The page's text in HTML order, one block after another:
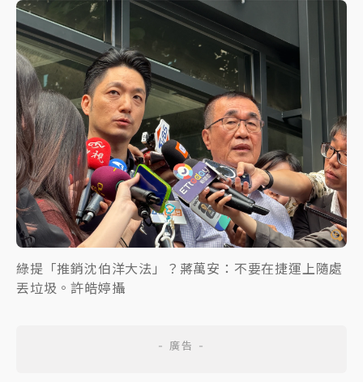
綠提「推銷沈伯洋大法」？蔣萬安：不要在捷運上隨處
丟垃圾。許皓婷攝